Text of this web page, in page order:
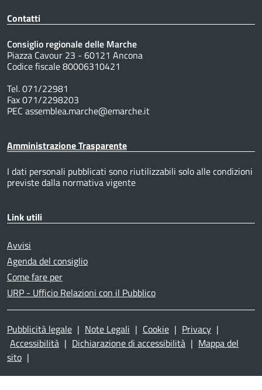
Contatti
Consiglio regionale delle Marche
Piazza Cavour 23 - 60121 Ancona
Codice fiscale 80006310421
Tel. 071/22981
Fax 071/2298203
PEC assemblea.marche@emarche.it
Amministrazione Trasparente
I dati personali pubblicati sono riutilizzabili solo alle condizioni
previste dalla normativa vigente
Link utili
Avvisi
Agenda del consiglio
Come fare per
URP - Ufficio Relazioni con il Pubblico
Pubblicità legale | Note Legali | Cookie | Privacy |
Accessibilità | Dichiarazione di accessibilità | Mappa del
sito |